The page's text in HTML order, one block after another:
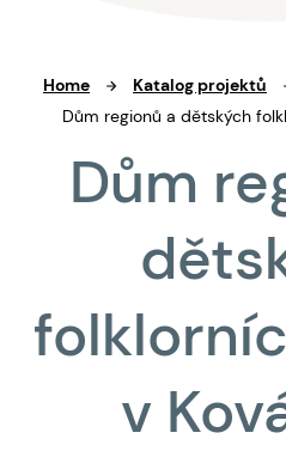
Home Katalog projektů
Dům regionů a dětských
Dům
v